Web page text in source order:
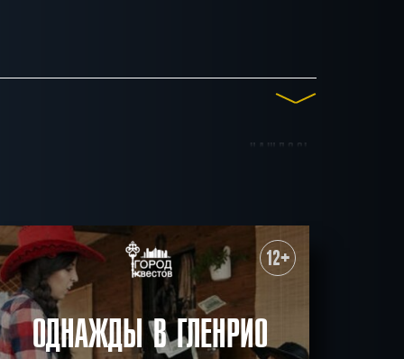
НАШЛОСЬ
Антуражные
Спастись
версия
ВСЕ КВЕСТЫ
12+
ОДНАЖДЫ В ГЛЕНРИО